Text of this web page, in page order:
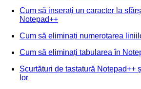
Cum să inserați un caracter la
Notepad++
Cum să eliminați numerotarea
Cum să eliminați tabularea în
Scurtături de tastatură Notepad++
lor